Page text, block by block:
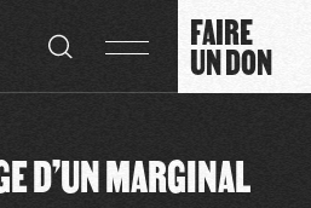
FAIRE
UN DON
D’UN MARGINAL